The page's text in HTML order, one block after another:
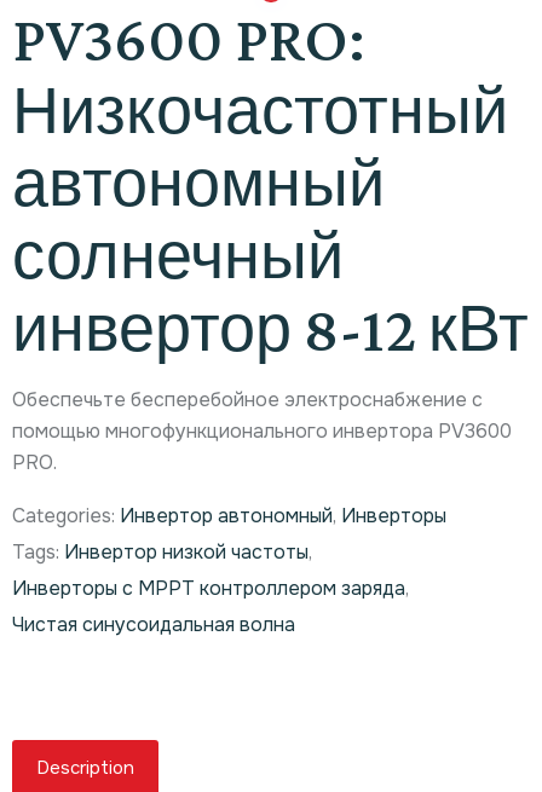
PV3600 PRO:
Низкочастотный
автономный
солнечный
инвертор 8-12 кВт
Обеспечьте бесперебойное электроснабжение с
помощью многофункционального инвертора PV3600
PRO.
Categories: Инвертор автономный, Инверторы
Tags: Инвертор низкой частоты,
Инверторы с MPPT контроллером заряда,
Чистая синусоидальная волна
Description